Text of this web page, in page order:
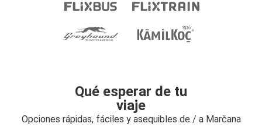
Qué esperar de tu
viaje
Opciones rápidas, fáciles y asequibles de / a Marčana